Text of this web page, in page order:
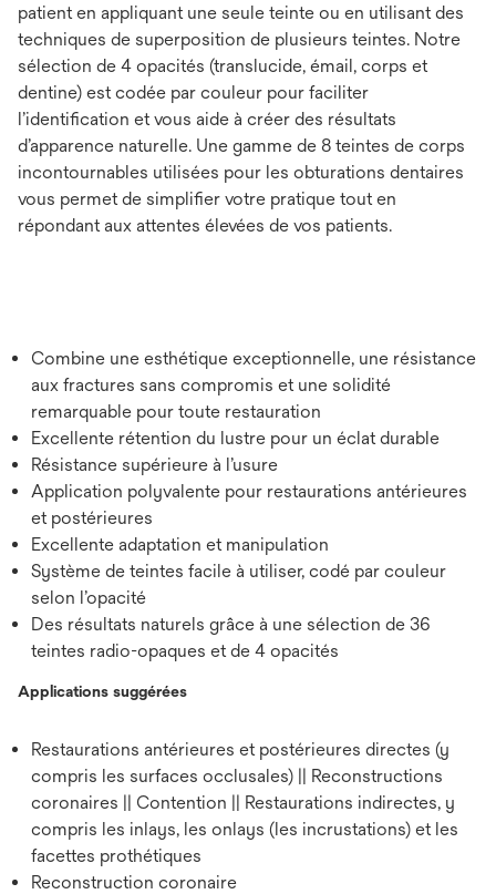
patient en appliquant une seule teinte ou en utilisant des
techniques de superposition de plusieurs teintes. Notre
sélection de 4 opacités (translucide, émail, corps et
dentine) est codée par couleur pour faciliter
l’identiﬁcation et vous aide à créer des résultats
d’apparence naturelle. Une gamme de 8 teintes de corps
incontournables utilisées pour les obturations dentaires
vous permet de simplifier votre pratique tout en
répondant aux attentes élevées de vos patients.
Combine une esthétique exceptionnelle, une résistance
aux fractures sans compromis et une solidité
remarquable pour toute restauration
Excellente rétention du lustre pour un éclat durable
Résistance supérieure à l’usure
Application polyvalente pour restaurations antérieures
et postérieures
Excellente adaptation et manipulation
Système de teintes facile à utiliser, codé par couleur
selon l’opacité
Des résultats naturels grâce à une sélection de 36
teintes radio-opaques et de 4 opacités
Applications suggérées
Restaurations antérieures et postérieures directes (y
compris les surfaces occlusales) || Reconstructions
coronaires || Contention || Restaurations indirectes, y
compris les inlays, les onlays (les incrustations) et les
facettes prothétiques
Reconstruction coronaire